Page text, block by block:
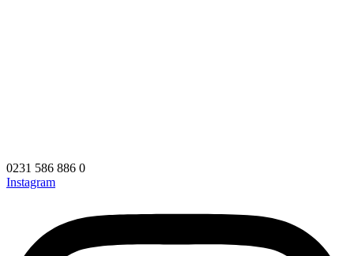
0231 586 886 0
Instagram